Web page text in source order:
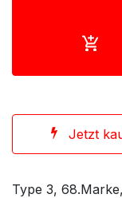
Jetzt
Type 3,